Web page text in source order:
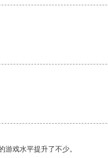
戏水平提升了不少。